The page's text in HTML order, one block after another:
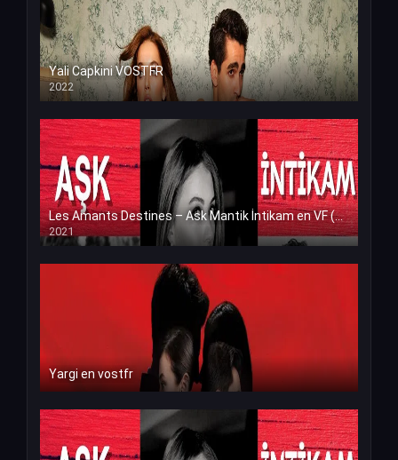
Yali Capkini VOSTFR
2022
Les Amants Destines – Ask Mantik İntikam en VF (Voix Francaise)
2021
Yargi en vostfr